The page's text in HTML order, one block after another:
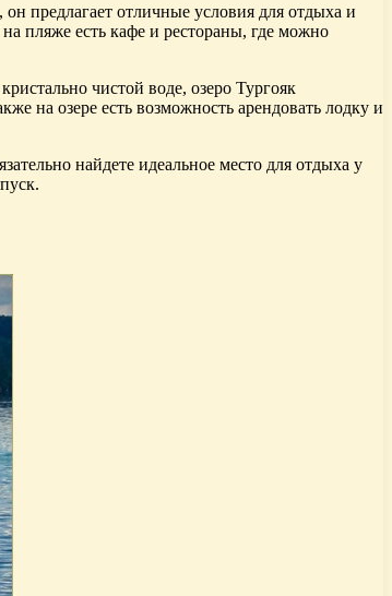
предлагает отличные условия для отдыха и
пляже есть кафе и рестораны, где можно
чистой воде, озеро Тургояк
на озере есть возможность арендовать лодку и
найдете идеальное место для отдыха у